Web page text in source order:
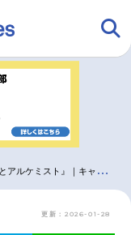
ャスト・キャラクター・公演日程・登場人物・最新情報一覧
更新：2026-01-28